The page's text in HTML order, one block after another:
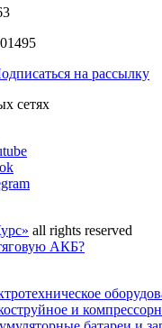
на рассылку
сетях
all rights reserved
АКБ?
и